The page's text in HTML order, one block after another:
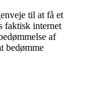
til at få et
faktisk internet
af
bedømme